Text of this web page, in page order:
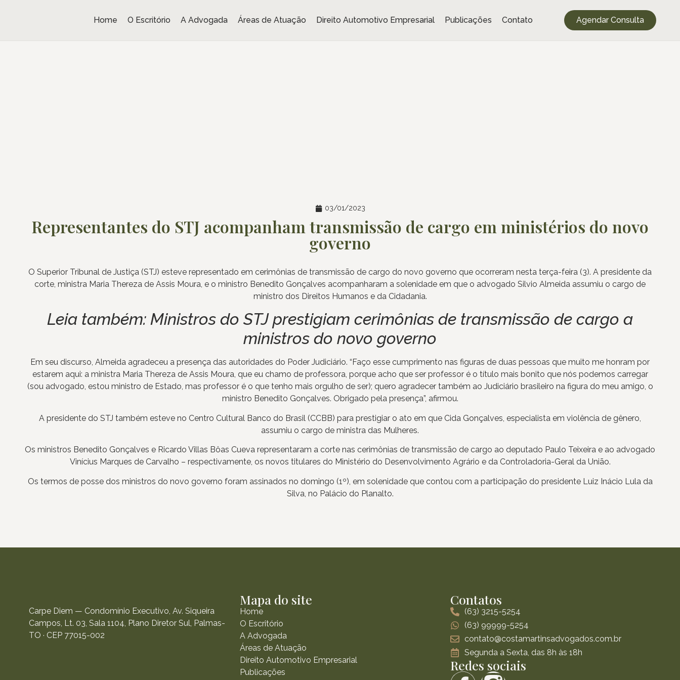
Home O Escritório A Advogada Áreas de Atuação Direito Automotivo Empresarial Publicações Contato Agendar Consulta
03/01/2023
Representantes do STJ acompanham transmissão de cargo em ministérios do novo
governo
O Superior Tribunal de Justiça (STJ) esteve representado em cerimônias de transmissão de cargo do novo governo que ocorreram nesta terça-feira (3). A presidente da
corte, ministra Maria Thereza de Assis Moura, e o ministro Benedito Gonçalves acompanharam a solenidade em que o advogado Silvio Almeida assumiu o cargo de
ministro dos Direitos Humanos e da Cidadania.
Leia também: Ministros do STJ prestigiam cerimônias de transmissão de cargo a
ministros do novo governo
Em seu discurso, Almeida agradeceu a presença das autoridades do Poder Judiciário. “Faço esse cumprimento nas figuras de duas pessoas que muito me honram por
estarem aqui: a ministra Maria Thereza de Assis Moura, que eu chamo de professora, porque acho que ser professor é o título mais bonito que nós podemos carregar
(sou advogado, estou ministro de Estado, mas professor é o que tenho mais orgulho de ser); quero agradecer também ao Judiciário brasileiro na figura do meu amigo, o
ministro Benedito Gonçalves. Obrigado pela presença”, afirmou.
A presidente do STJ também esteve no Centro Cultural Banco do Brasil (CCBB) para prestigiar o ato em que Cida Gonçalves, especialista em violência de gênero,
assumiu o cargo de ministra das Mulheres.
Os ministros Benedito Gonçalves e Ricardo Villas Bôas Cueva representaram a corte nas cerimônias de transmissão de cargo ao deputado Paulo Teixeira e ao advogado
Vinícius Marques de Carvalho – respectivamente, os novos titulares do Ministério do Desenvolvimento Agrário e da Controladoria-Geral da União.
Os termos de posse dos ministros do novo governo foram assinados no domingo (1º), em solenidade que contou com a participação do presidente Luiz Inácio Lula da
Silva, no Palácio do Planalto.
Carpe Diem — Condomínio Executivo, Av. Siqueira
Campos, Lt. 03, Sala 1104, Plano Diretor Sul, Palmas-
TO · CEP 77015-002
Mapa do site
Home
O Escritório
A Advogada
Áreas de Atuação
Direito Automotivo Empresarial
Publicações
Contatos
(63) 3215-5254
(63) 99999-5254
contato@costamartinsadvogados.com.br
Segunda a Sexta, das 8h às 18h
Redes sociais